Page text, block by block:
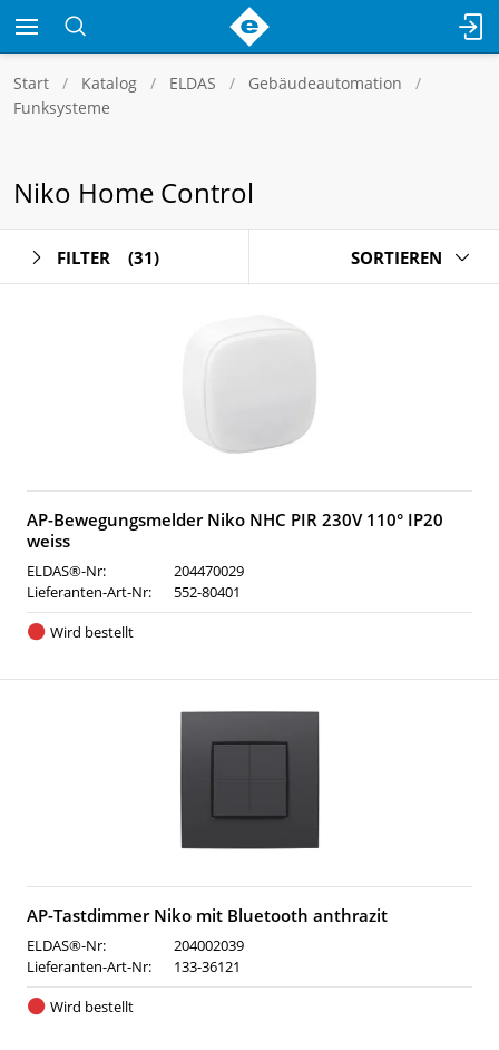
Start Katalog ELDAS
Gebäudeautomation
Funksysteme
Niko Home Control
FILTER (31) SORTIEREN
AP-Bewegungsmelder Niko NHC PIR 230V 110° IP20
weiss
ELDAS®-Nr:
204470029
Lieferanten-Art-Nr:
552-80401
Wird bestellt
AP-Tastdimmer Niko mit Bluetooth anthrazit
ELDAS®-Nr:
204002039
Lieferanten-Art-Nr:
133-36121
Wird bestellt